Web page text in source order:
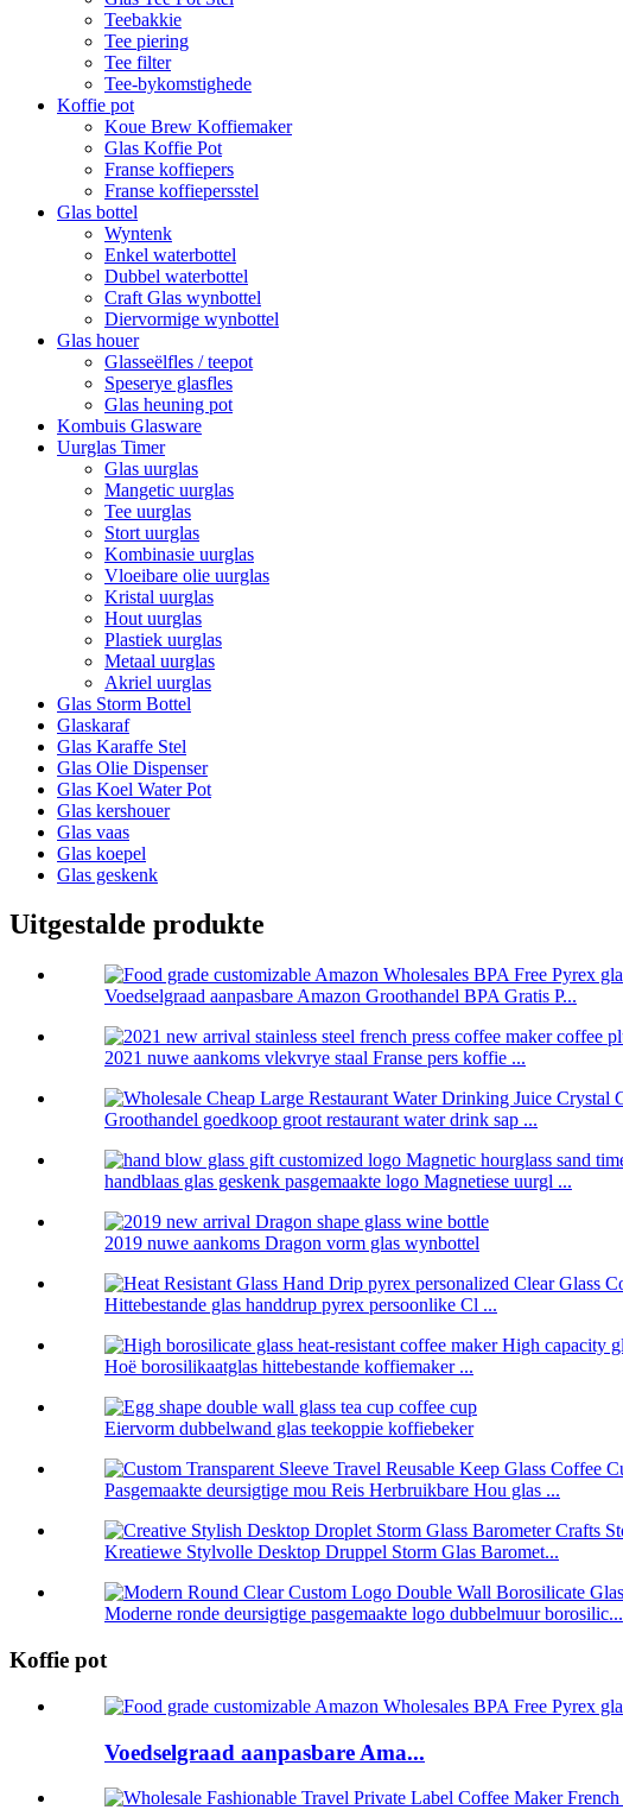
Teebakkie
Tee piering
Tee filter
Tee-bykomstighede
Koffie pot
Koue Brew Koffiemaker
Glas Koffie Pot
Franse koffiepers
Franse koffiepersstel
Glas bottel
Wyntenk
Enkel waterbottel
Dubbel waterbottel
Craft Glas wynbottel
Diervormige wynbottel
Glas houer
Glasseëlfles / teepot
Speserye glasfles
Glas heuning pot
Kombuis Glasware
Uurglas Timer
Glas uurglas
Mangetic uurglas
Tee uurglas
Stort uurglas
Kombinasie uurglas
Vloeibare olie uurglas
Kristal uurglas
Hout uurglas
Plastiek uurglas
Metaal uurglas
Akriel uurglas
Glas Storm Bottel
Glaskaraf
Glas Karaffe Stel
Glas Olie Dispenser
Glas Koel Water Pot
Glas kershouer
Glas vaas
Glas koepel
Glas geskenk
Uitgestalde produkte
Voedselgraad aanpasbare Amazon Groothandel BPA Gratis P...
2021 nuwe aankoms vlekvrye staal Franse pers koffie ...
Groothandel goedkoop groot restaurant water drink sap ...
handblaas glas geskenk pasgemaakte logo Magnetiese uurgl ...
2019 nuwe aankoms Dragon vorm glas wynbottel
Hittebestande glas handdrup pyrex persoonlike Cl ...
Hoë borosilikaatglas hittebestande koffiemaker ...
Eiervorm dubbelwand glas teekoppie koffiebeker
Pasgemaakte deursigtige mou Reis Herbruikbare Hou glas ...
Kreatiewe Stylvolle Desktop Druppel Storm Glas Baromet...
Moderne ronde deursigtige pasgemaakte logo dubbelmuur borosilic...
Koffie pot
Voedselgraad aanpasbare Ama...